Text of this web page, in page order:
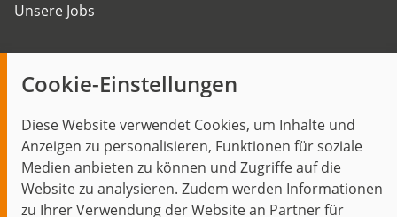
Cookie-Einstellungen
Diese Website verwendet Cookies, um Inhalte und
Anzeigen zu personalisieren, Funktionen für soziale
Medien anbieten zu können und Zugriffe auf die
Website zu analysieren. Zudem werden Informationen
zu Ihrer Verwendung der Website an Partner für
Unsere Jobs
Themen im Fokus
Events